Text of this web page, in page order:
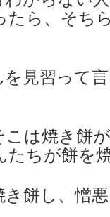
たら、そち
見習って
は焼き餅
たちが餅を
き餅し、憎